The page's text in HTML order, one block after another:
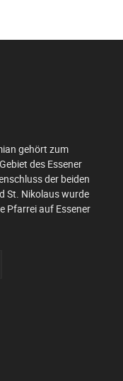
gehört zum
des Essener
der beiden
St. Nikolaus wurde
Pfarrei auf Essener